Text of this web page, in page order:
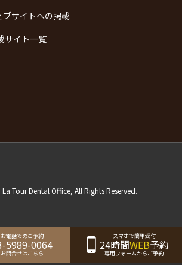
サイトへの掲載
サイト一覧
Tour Dental Office, All Rights Reserved.
お電話でのご予約
5989-0064
お問合せはこちら
スマホで簡単受付
24時間WEB予約
専用フォームからご予約